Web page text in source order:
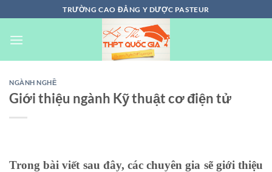
đến
nội
TRƯỜNG CAO ĐẲNG Y DƯỢC PASTEUR
NGÀNH NGHỀ
Giới thiệu ngành Kỹ thuật cơ điện tử
Trong bài viết sau đây, các chuyên gia sẽ giới thiệu